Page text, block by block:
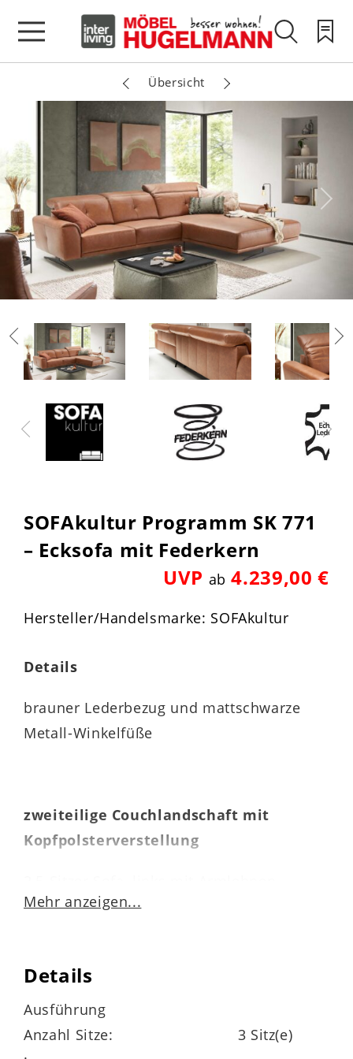
Übersicht
SOFAkultur Programm SK 771
– Ecksofa mit Federkern
UVP ab 4.239,00 €
Hersteller/Handelsmarke: SOFAkultur
Details
brauner Lederbezug und mattschwarze
Metall-Winkelfüße
zweiteilige Couchlandschaft mit
Kopfpolsterverstellung
Rückenlehnen aus ergomnomisch
geformtem PUR-Schaum und manueller
Kopfpolsterverstellung –
Mehr anzeigen...
Details
Ausführung
Anzahl Sitze:
3 Sitz(e)